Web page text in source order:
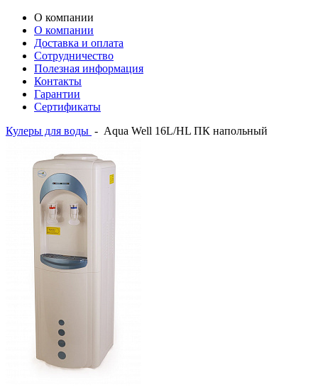
О компании
О компании
Доставка и оплата
Сотрудничество
Полезная информация
Контакты
Гарантии
Сертификаты
Кулеры для воды - Aqua Well 16L/HL ПК напольный